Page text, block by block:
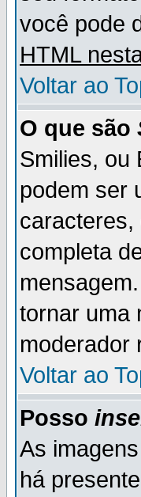
você pode
HTML
Voltar ao
O que são
Smilies, ou
podem ser
caracteres,
completa
tornar uma
moderador
Voltar ao
Posso
As
há